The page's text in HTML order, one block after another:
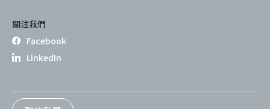
關注我們
Facebook
LinkedIn